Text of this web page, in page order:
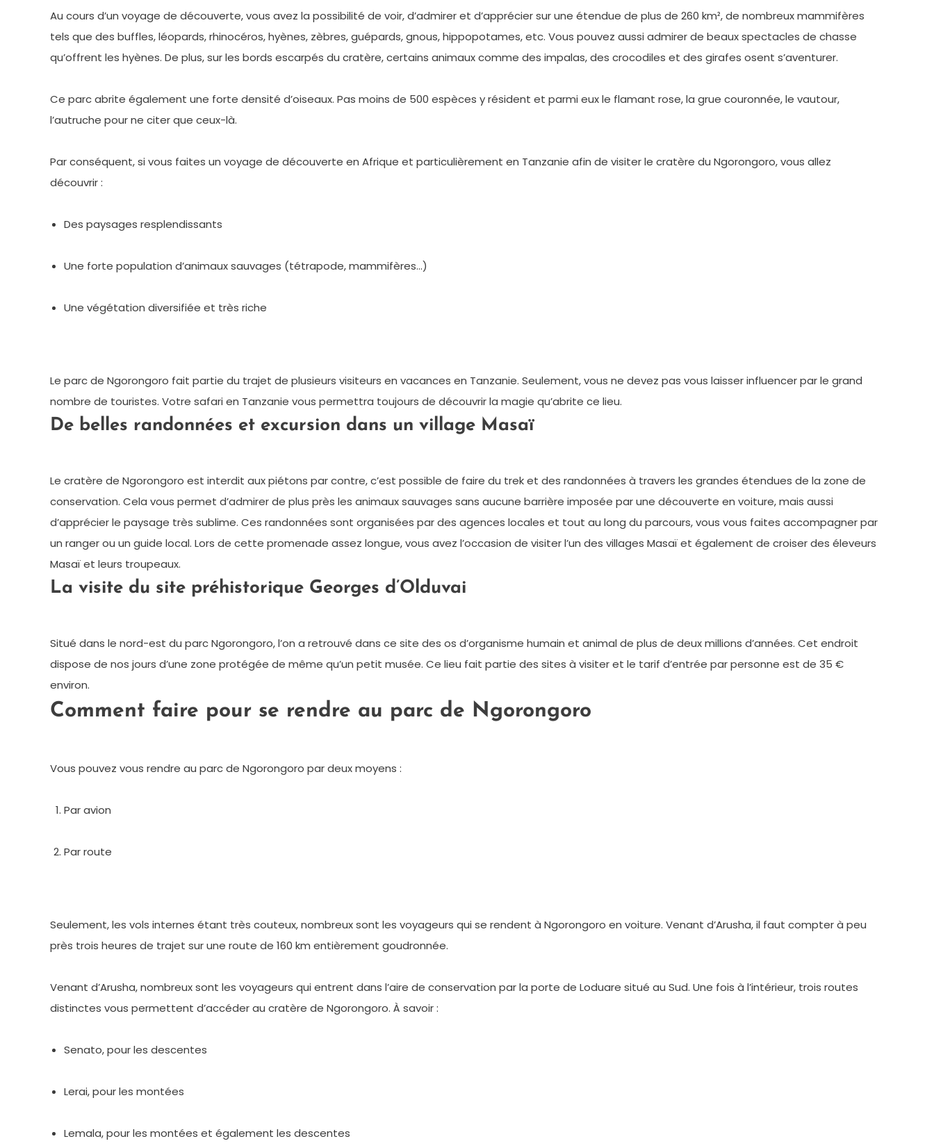
Au cours d’un voyage de découverte, vous avez la possibilité de voir, d’admirer et d’apprécier sur une étendue de plus de 260 km², de nombreux mammifères
tels que des buffles, léopards, rhinocéros, hyènes, zèbres, guépards, gnous, hippopotames, etc. Vous pouvez aussi admirer de beaux spectacles de chasse
qu’offrent les hyènes. De plus, sur les bords escarpés du cratère, certains animaux comme des impalas, des crocodiles et des girafes osent s’aventurer.
Ce parc abrite également une forte densité d’oiseaux. Pas moins de 500 espèces y résident et parmi eux le flamant rose, la grue couronnée, le vautour,
l’autruche pour ne citer que ceux-là.
Par conséquent, si vous faites un voyage de découverte en Afrique et particulièrement en Tanzanie afin de visiter le cratère du Ngorongoro, vous allez
découvrir :
Des paysages resplendissants
Une forte population d’animaux sauvages (tétrapode, mammifères…)
Une végétation diversifiée et très riche
Le parc de Ngorongoro fait partie du trajet de plusieurs visiteurs en vacances en Tanzanie. Seulement, vous ne devez pas vous laisser influencer par le grand
nombre de touristes. Votre safari en Tanzanie vous permettra toujours de découvrir la magie qu’abrite ce lieu.
De belles randonnées et excursion dans un village Masaï
Le cratère de Ngorongoro est interdit aux piétons par contre, c’est possible de faire du trek et des randonnées à travers les grandes étendues de la zone de
conservation. Cela vous permet d’admirer de plus près les animaux sauvages sans aucune barrière imposée par une découverte en voiture, mais aussi
d’apprécier le paysage très sublime. Ces randonnées sont organisées par des agences locales et tout au long du parcours, vous vous faites accompagner par
un ranger ou un guide local. Lors de cette promenade assez longue, vous avez l’occasion de visiter l’un des villages Masaï et également de croiser des éleveurs
Masaï et leurs troupeaux.
La visite du site préhistorique Georges d’Olduvai
Situé dans le nord-est du parc Ngorongoro, l’on a retrouvé dans ce site des os d’organisme humain et animal de plus de deux millions d’années. Cet endroit
dispose de nos jours d’une zone protégée de même qu’un petit musée. Ce lieu fait partie des sites à visiter et le tarif d’entrée par personne est de 35 €
environ.
Comment faire pour se rendre au parc de Ngorongoro
Vous pouvez vous rendre au parc de Ngorongoro par deux moyens :
Par avion
Par route
Seulement, les vols internes étant très couteux, nombreux sont les voyageurs qui se rendent à Ngorongoro en voiture. Venant d’Arusha, il faut compter à peu
près trois heures de trajet sur une route de 160 km entièrement goudronnée.
Venant d’Arusha, nombreux sont les voyageurs qui entrent dans l’aire de conservation par la porte de Loduare situé au Sud. Une fois à l’intérieur, trois routes
distinctes vous permettent d’accéder au cratère de Ngorongoro. À savoir :
Senato, pour les descentes
Lerai, pour les montées
Lemala, pour les montées et également les descentes